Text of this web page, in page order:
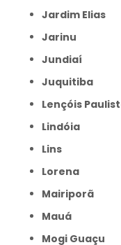
Jardim Elias
Jarinu
Jundiaí
Juquitiba
Lençóis
Lindóia
Lins
Lorena
Mairiporã
Mauá
Mogi Guaçu